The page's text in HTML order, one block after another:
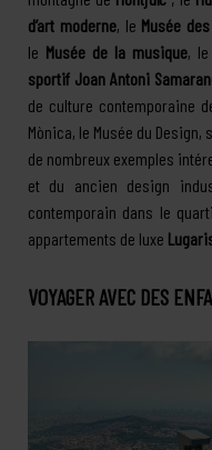
d’art moderne, le Musée
le Musée de la musique, le
sportif Joan Antoni
de culture contemporaine
Mònica, le Musée du
de nombreux exemples
et du ancien design
contemporain dans le
appartements de luxe
VOYAGER AVEC DES